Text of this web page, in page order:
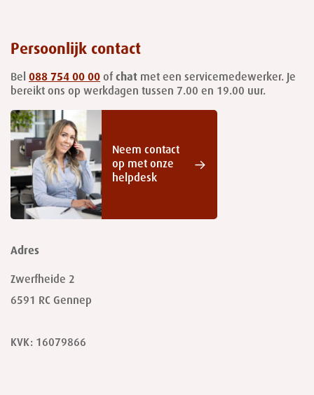
Persoonlijk contact
Bel 088 754 00 00 of chat met een servicemedewerker. Je
bereikt ons op werkdagen tussen 7.00 en 19.00 uur.
Neem contact
op met onze
helpdesk
Adres
Zwerfheide 2
6591 RC Gennep
KVK: 16079866